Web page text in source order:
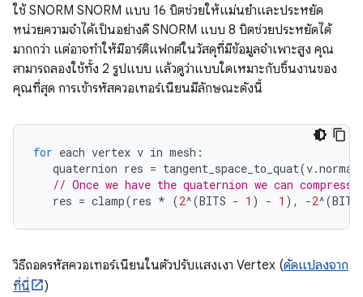
ใช้ SNORM SNORM แบบ 16 บิตช่วยให้แม่นยำและประหยัด
หน่วยความจำได้เป็นอย่างดี SNORM แบบ 8 บิตช่วยประหยัดได้
มากกว่า แต่อาจทำให้มีอาร์ติแฟกต์ในวัสดุที่มีข้อมูลจำเพาะสูง คุณ
สามารถลองใช้ทั้ง 2 รูปแบบ แล้วดูว่าแบบใดเหมาะกับชิ้นงานของ
คุณที่สุด การเข้ารหัสควอเทอร์เนียนมีลักษณะดังนี้
for each vertex v in mesh :
quaternion res = tangent_space_to_quat(v.normal
// Once we have the quaternion we can
res = clamp(res * (2^(BITS - 1 ) - 1 ), -2^(BITS
วิธีถอดรหัสควอเทอร์เนียนในตัวปรับแสงเงา Vertex (ดัดแปลงจาก
ที่นี่
)